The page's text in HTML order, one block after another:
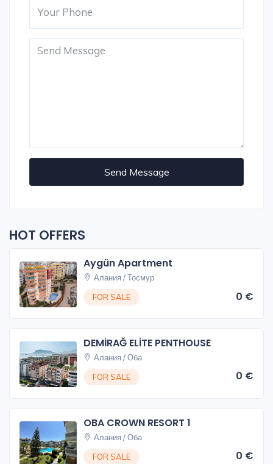
Send Message
HOT OFFERS
Aygün Apartment
Алания / Тосмур
FOR SALE
0 €
DEMİRAĞ ELİTE PENTHOUSE
Алания / Оба
FOR SALE
0 €
OBA CROWN RESORT 1
Алания / Оба
FOR SALE
0 €